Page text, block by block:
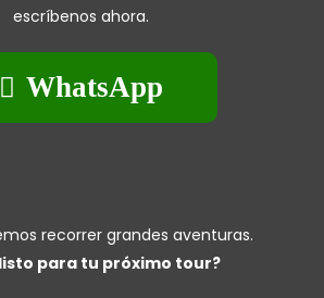
escríbenos ahora.
WhatsApp
recorrer grandes aventuras.
para tu próximo tour?